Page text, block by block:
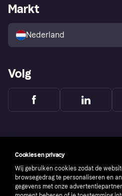
Winkeloverzicht
Kopersbescherming voor
consumenten
Zakelijke login
Markt
Nederland
Volg
Cookies en privacy
Wij gebruiken cookies zodat de
browsegedrag te personaliseren en
gegevens met onze